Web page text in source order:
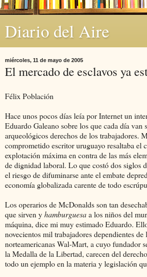
Diario del Aire
miércoles, 11 de mayo de 2005
El mercado de esclavos ya
Félix Población
Hace unos pocos días leía por Internet un
Eduardo Galeano sobre los que cada día van
arqueológicos derechos de los trabajadores.
comprometido escritor uruguayo resaltaba el
explotación máxima en contra de las más
de dignidad laboral. Lo que costó dos siglos
el riesgo de difuminarse ante el embate
economía globalizada carente de todo
Los operarios de McDonalds son tan
que sirven yhamburguesaa los niños del
máquina, dice mi muy estimado Eduardo.
novecientos mil trabajadores dependientes de
norteamericanas Wal-Mart, a cuyo fundador
la Medalla de la Libertad, carecen del
todo un ejemplo en la materia y legislación